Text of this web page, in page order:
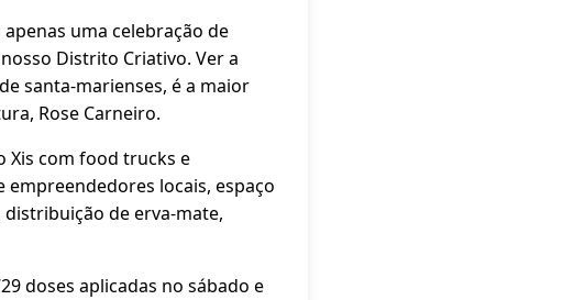
uma celebração de
Distrito Criativo. Ver a
santa-marienses, é a maior
Rose Carneiro.
Xis com food trucks e
locais, espaço
de erva-mate,
doses aplicadas no sábado e